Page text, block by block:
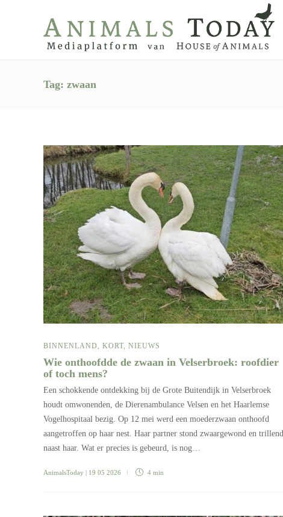
Tag: zwaan
BINNENLAND, KORT, NIEUWS
Wie onthoofdde de zwaan in Velserbroek: roofdier
of toch mens?
Een schokkende ontdekking bij de Grote Buitendijk in Velserbroek
houdt omwonenden, de Dierenambulance Velsen en het Haarlemse
Vogelhospitaal bezig. Op 12 mei werd een moederzwaan onthoofd
aangetroffen op haar nest. Haar partner stond zwaargewond en trillend
naast haar. Wat er precies is gebeurd, is nog…
AnimalsToday | 19 05 2026 4 min